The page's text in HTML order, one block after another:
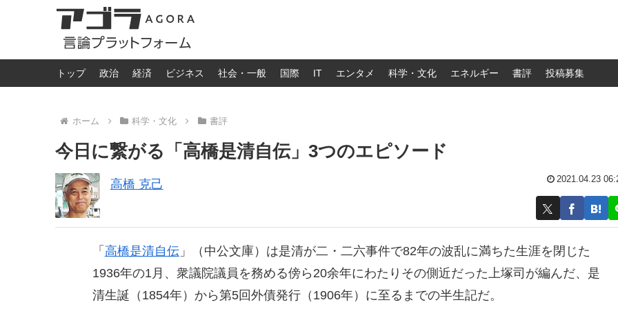
トップ 政治 経済 ビジネス 社会・一般 国際 IT エンタメ 科学・文化 エネルギー 書評 投稿募集
ホーム 科学・文化 書評
今日に繋がる「高橋是清自伝」3つのエピソード
高橋 克己 2021.04.23
「 高橋是清自伝」（中公文庫）は是清が二・二六事件で82年の波乱に満ちた生涯を閉じた
1936年の1月、衆議院議員を務める傍ら20余年にわたりその側近だった上塚司が編んだ、是
清生誕（1854年）から第5回外債発行（1906年）に至るまでの半生記だ。